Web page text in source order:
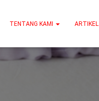
TENTANG KAMI ARTIKEL